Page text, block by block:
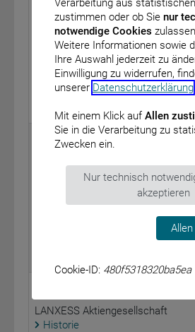
PEBBLEBROOK HOTEL TRUST
Historie
US70509V1008
0,57 %
Walleye Capital LLC
CA38141A6025
LANXESS Aktiengesellschaft
Historie
Verarbeitung aus
zustimmen oder ob Sie nur
notwendige Cookies
Weitere Informationen sowie
Ihre Auswahl jederzeit zu
Einwilligung zu widerrufen,
unserer Datenschutzerklärung.
Mit einem Klick auf Allen
Sie in die Verarbeitung zu
Zwecken ein.
Nur technisch notwendige Cookies
akzeptieren
Cookie-ID: 480f5318320ba5ea